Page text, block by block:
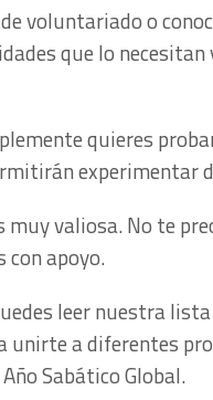
voluntariado o
que lo
quieres
experimentar
valiosa. No te
apoyo.
leer nuestra
a diferentes
Sabático Global.